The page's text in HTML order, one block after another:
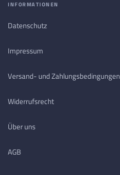
INFORMATIONEN
Datenschutz
Impressum
Versand- und Zahlungsbedingungen
Widerrufsrecht
Über uns
AGB